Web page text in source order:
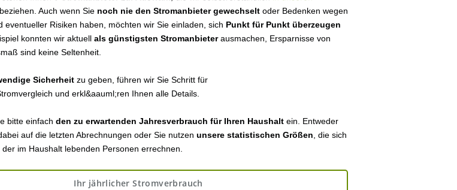
Auch wenn Sie noch nie den Stromanbieter gewechselt oder Bedenken wegen
eventueller Risiken haben, möchten wir Sie einladen, sich Punkt für Punkt überzeugen
konnten wir aktuell als günstigsten Stromanbieterausmachen, Ersparnisse von
sind keine Seltenheit.
Sicherheit zu geben, führen wir Sie Schritt für
und erkl&aauml;ren Ihnen alle Details.
bitte einfach den zu erwartenden Jahresverbrauch für Ihren Haushalt ein. Entweder
auf die letzten Abrechnungen oder Sie nutzen unsere statistischen Größen , die sich
im Haushalt lebenden Personen errechnen.
Ihr jährlicher Stromverbrauch